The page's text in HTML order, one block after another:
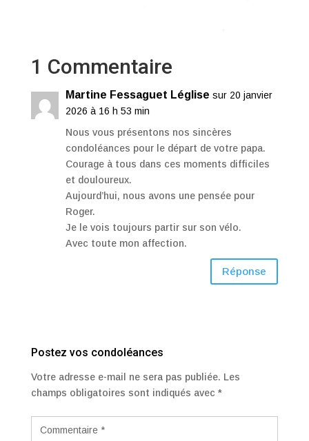
1 Commentaire
Martine Fessaguet Léglise sur 20 janvier
2026 à 16 h 53 min
Nous vous présentons nos sincères
condoléances pour le départ de votre papa.
Courage à tous dans ces moments difficiles
et douloureux.
Aujourd’hui, nous avons une pensée pour
Roger.
Je le vois toujours partir sur son vélo.
Avec toute mon affection.
Réponse
Votre adresse e-mail ne sera pas publiée. Les
champs obligatoires sont indiqués avec *